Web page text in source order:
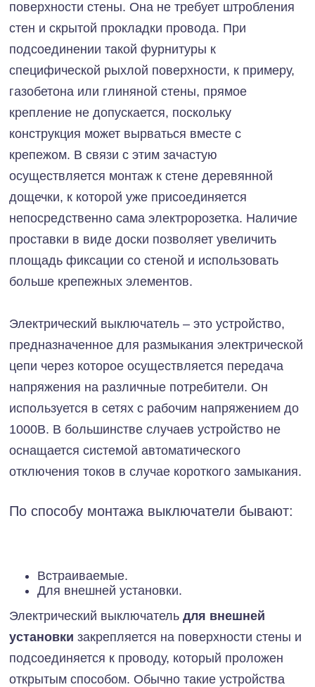
поверхности стены. Она не требует штробления
стен и скрытой прокладки провода. При
подсоединении такой фурнитуры к
специфической рыхлой поверхности, к примеру,
газобетона или глиняной стены, прямое
крепление не допускается, поскольку
конструкция может вырваться вместе с
крепежом. В связи с этим зачастую
осуществляется монтаж к стене деревянной
дощечки, к которой уже присоединяется
непосредственно сама электророзетка. Наличие
проставки в виде доски позволяет увеличить
площадь фиксации со стеной и использовать
больше крепежных элементов.
Электрический выключатель – это устройство,
предназначенное для размыкания электрической
цепи через которое осуществляется передача
напряжения на различные потребители. Он
используется в сетях с рабочим напряжением до
1000В. В большинстве случаев устройство не
оснащается системой автоматического
отключения токов в случае короткого замыкания.
По способу монтажа выключатели бывают:
Встраиваемые.
Для внешней установки.
Электрический выключатель для внешней
установки закрепляется на поверхности стены и
подсоединяется к проводу, который проложен
открытым способом. Обычно такие устройства